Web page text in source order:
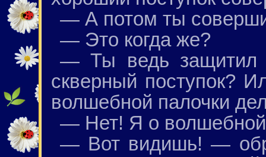
— А потом ты
— Это когда же?
— Ты ведь защитил
скверный поступок?
волшебной палочки
— Нет! Я о волшебной
— Вот видишь! —